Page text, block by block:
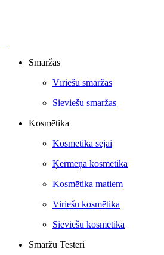
Smaržas
Vīriešu smaržas
Sieviešu smaržas
Kosmētika
Kosmētika sejai
Ķermeņa kosmētika
Kosmētika matiem
Viriešu kosmētika
Sieviešu kosmētika
Smaržu Testeri